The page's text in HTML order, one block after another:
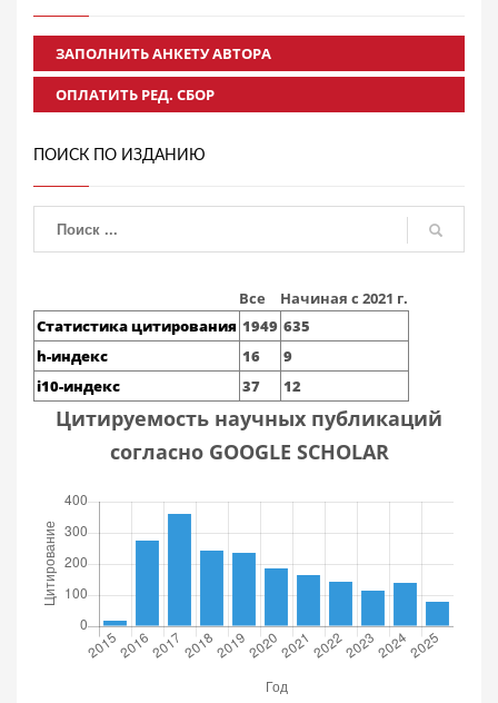
ЗАПОЛНИТЬ АНКЕТУ АВТОРА
ОПЛАТИТЬ РЕД. СБОР
ПОИСК ПО ИЗДАНИЮ
Все
Начиная с 2021 г.
Статистика цитирования 1949 635
h-индекс
16
9
i10-индекс
37 12
Цитируемость научных публикаций
согласно GOOGLE SCHOLAR